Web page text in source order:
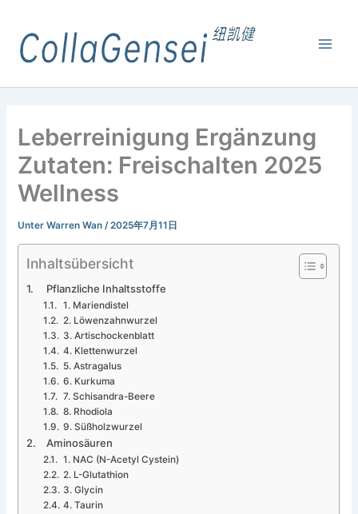
Leberreinigung Ergänzung
Zutaten: Freischalten 2025
Wellness
UnterWarren Wan/2025年7月11日
Inhaltsübersicht
Pflanzliche Inhaltsstoffe
1. Mariendistel
2. Löwenzahnwurzel
3. Artischockenblatt
4. Klettenwurzel
5. Astragalus
6. Kurkuma
7. Schisandra-Beere
8. Rhodiola
9. Süßholzwurzel
Aminosäuren
1. NAC (N-Acetyl Cystein)
2. L-Glutathion
3. Glycin
4. Taurin